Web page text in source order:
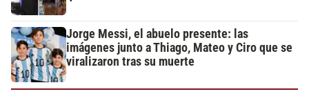
Jorge Messi, el abuelo presente: las
imágenes junto a Thiago, Mateo y Ciro que se
viralizaron tras su muerte